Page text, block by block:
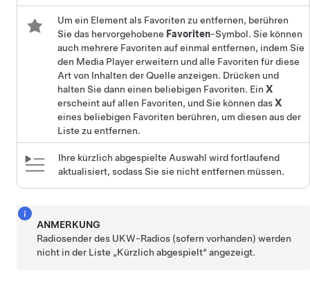
Um ein Element als Favoriten zu entfernen, berühren
Sie das hervorgehobene Favoriten-Symbol. Sie können
auch mehrere Favoriten auf einmal entfernen, indem Sie
den Media Player erweitern und alle Favoriten für diese
Art von Inhalten der Quelle anzeigen. Drücken und
halten Sie dann einen beliebigen Favoriten. EinX
erscheint auf allen Favoriten, und Sie können dasX
eines beliebigen Favoriten berühren, um diesen aus der
Liste zu entfernen.
Ihre kürzlich abgespielte Auswahl wird fortlaufend
aktualisiert, sodass Sie sie nicht entfernen müssen.
ANMERKUNG
Radiosender des UKW-Radios (sofern vorhanden) werden
nicht in der Liste „Kürzlich abgespielt“ angezeigt.